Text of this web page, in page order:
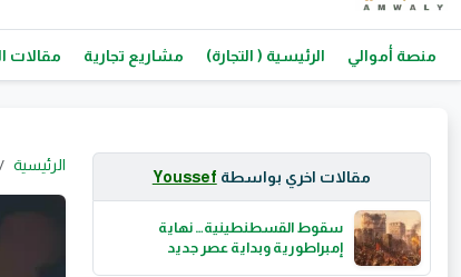
منصة أموالي الرئيسية ( التجارة) مشاريع تجارية مقالات
مقالات اخري بواسطة Youssef
سقوط القسطنطينية… نهاية
إمبراطورية وبداية عصر جديد
الرئيسية